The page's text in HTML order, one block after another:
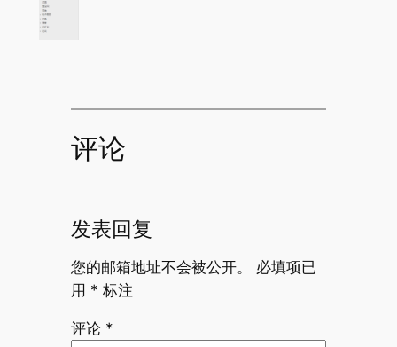
评论
发表回复
您的邮箱地址不会被公开。
必填项已
用 * 标注
评论 *